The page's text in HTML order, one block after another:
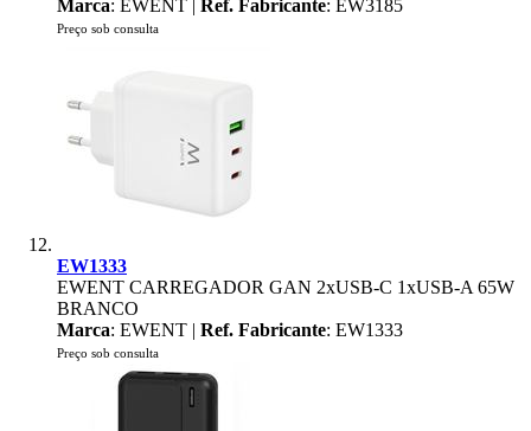
Marca: EWENT | Ref. Fabricante: EW3185
Preço sob consulta
EW1333
EWENT CARREGADOR GAN 2xUSB-C 1xUSB-A 65W
BRANCO
Marca: EWENT | Ref. Fabricante: EW1333
Preço sob consulta